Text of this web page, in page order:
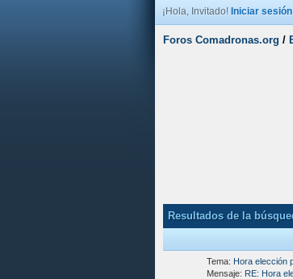
¡Hola, Invitado! Iniciar sesión
Foros Comadronas.org /
Resultados de la
Tema: Hora elección
Mensaje: RE: Hora